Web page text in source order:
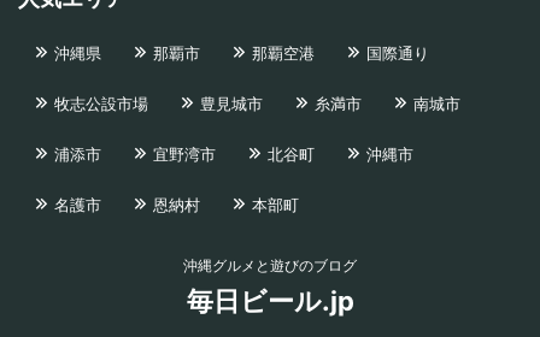
沖縄県 那覇市 那覇空港 国際通り
牧志公設市場 豊見城市 糸満市 南城市
浦添市 宜野湾市 北谷町 沖縄市
名護市 恩納村 本部町
沖縄グルメと遊びのブログ
毎日ビール.jp